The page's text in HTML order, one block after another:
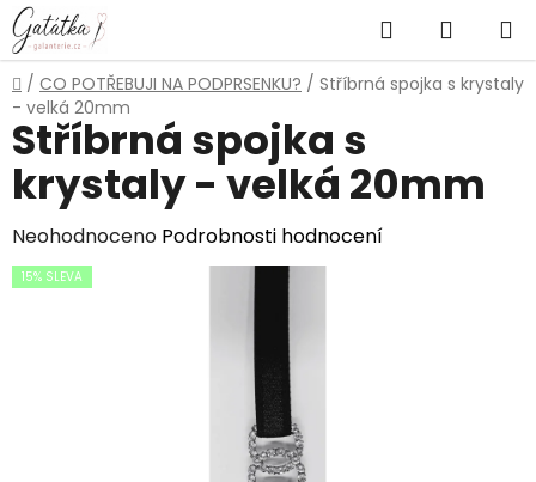
Přejít
na
obsah
Hledat
KOŠÍK
Domů
/ CO POTŘEBUJI NA PODPRSENKU? / Stříbrná spojka s krystaly
- velká 20mm
Stříbrná spojka s
krystaly - velká 20mm
Průměrné
hodnocení
Neohodnoceno Podrobnosti hodnocení
15% SLEVA